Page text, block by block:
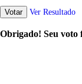
Votar Ver Resultado
Obrigado! Seu voto